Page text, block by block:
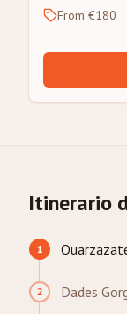
From €180
Itinerario
1
2 Dades